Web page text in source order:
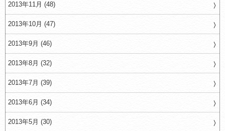
2013年11月 (48)
2013年10月 (47)
2013年9月 (46)
2013年8月 (32)
2013年7月 (39)
2013年6月 (34)
2013年5月 (30)